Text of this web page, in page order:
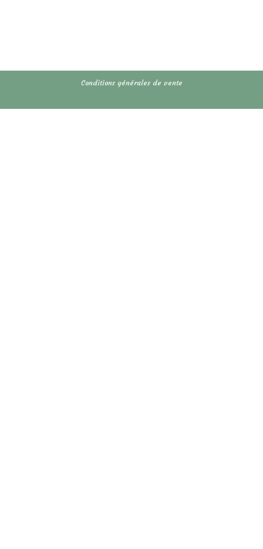
Conditions générales de vente